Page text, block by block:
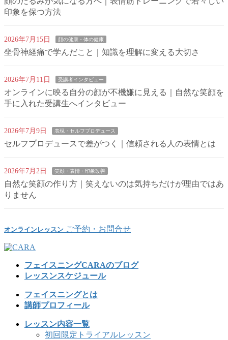
印象を保つ方法
2026年7月15日 顔の健康・体の健康
坐骨神経痛で学んだこと｜知識を理解に変える大切さ
2026年7月11日 受講者インタビュー
オンラインに映る自分の顔が不機嫌に見える｜自然な笑顔を
手に入れた受講生へインタビュー
2026年7月9日 表現・セルフプロデュース
セルフプロデュースで差がつく｜信頼される人の表情とは
2026年7月2日 笑顔・表情・印象改善
自然な笑顔の作り方｜笑えないのは気持ちだけが理由ではあ
りません
オンラインレッスン ご予約・お問合せ
フェイスニングCARAのブログ
レッスンスケジュール
フェイスニングとは
講師プロフィール
レッスン内容一覧
初回限定トライアルレッスン